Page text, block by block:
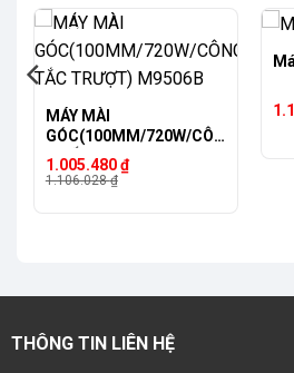
-9%
MÁY MÀI
GÓC(100MM/720W/CÔN
G TẮC TRƯỢT) M9506B
1.106.028₫
Giá
gốc
1.005.480₫
Giá
hiện
THÔNG TIN LIÊN HỆ